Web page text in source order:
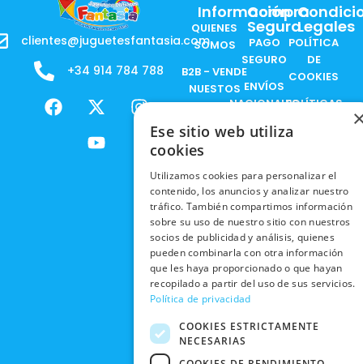
clientes@juguetesfantasia.com
+34 914 784 788
F
a
X
-
t
w
I
m
Y
o
u
t
Información
QUIENES
SOMOS
B2B - VENDE
NUESTOS
PRODUCTOS
RESPONSABILIDAD
SOCIAL
TRABAJA
CON
NOSOTROS
NUESTRAS
TIENDAS
BLACK
FRIDAY
CONTACTO
Compra
Segura
PAGO
SEGURO
ENVÍOS
NACIONALES
ENVÍOS
RECOGIDA
EN TIENDA
DEVOLUCIONES
Y CAMBIOS
CANCELAR
PEDIDO
Legales
POLÍTICA
DE
COOKIES
POLÍTICAS
PRIVACIDAD
POLÍTICA DE
PRIVACIDAD
CONDICIONES
DE COMPRA
Ese sitio web utiliza
cookies
Utilizamos cookies para personalizar el
contenido, los anuncios y analizar nuestro
tráfico. También compartimos información
sobre su uso de nuestro sitio con nuestros
socios de publicidad y análisis, quienes
pueden combinarla con otra información
que les haya proporcionado o que hayan
recopilado a partir del uso de sus servicios.
Política de privacidad
COOKIES ESTRICTAMENTE
NECESARIAS